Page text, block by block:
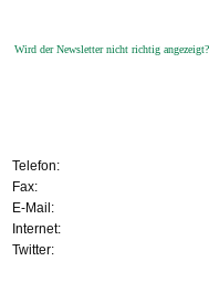
Wird der Newsletter nicht richtig
Telefon:
Fax:
E-Mail:
Internet:
Twitter: